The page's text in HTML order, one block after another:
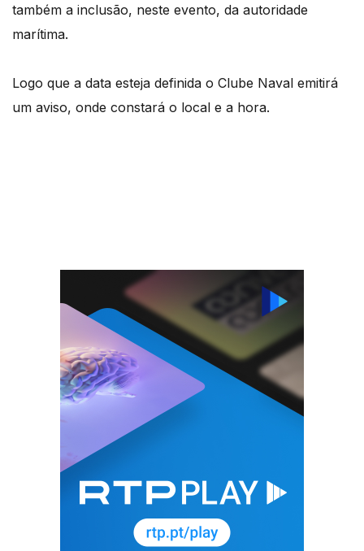
também a inclusão, neste evento, da autoridade
marítima.
Logo que a data esteja definida o Clube Naval emitirá
um aviso, onde constará o local e a hora.